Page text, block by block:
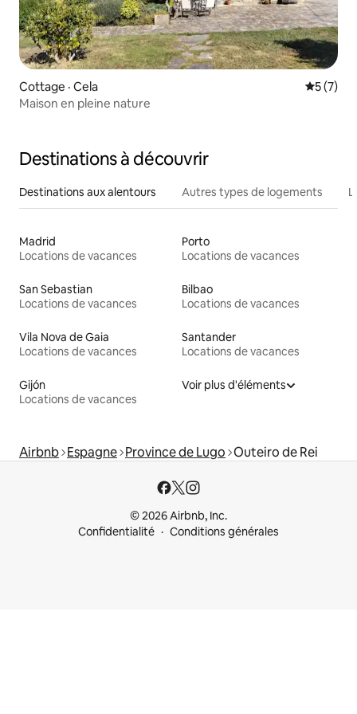
Cottage · Cela Note
5 (7)
Maison en pleine nature
Destinations à découvrir
Destinations aux alentours Autres types de logements
Madrid
Locations de vacances
Porto
Locations de vacances
San Sebastian
Locations de vacances
Bilbao
Locations de vacances
Vila Nova de Gaia
Locations de vacances
Santander
Locations de vacances
Gijón
Locations de vacances
Voir plus d'éléments
Airbnb Espagne Province de Lugo Outeiro de Rei
© 2026 Airbnb, Inc.
Confidentialité
Conditions générales